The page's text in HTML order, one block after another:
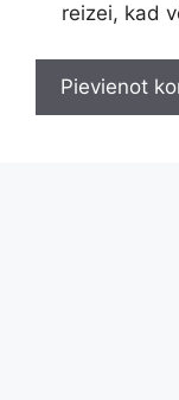
reizei, kad